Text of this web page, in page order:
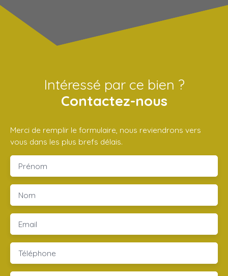
Intéressé par ce bien ?
Contactez-nous
Merci de remplir le formulaire, nous reviendrons vers
vous dans les plus brefs délais.
Prénom
Nom
Email
Téléphone